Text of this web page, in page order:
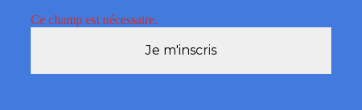
Ce champ est nécessaire.